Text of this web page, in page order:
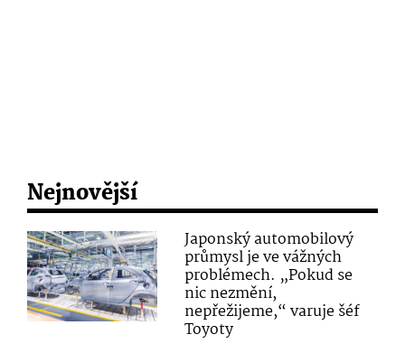
Nejnovější
Japonský automobilový
průmysl je ve vážných
problémech. „Pokud se
nic nezmění,
nepřežijeme,“ varuje šéf
Toyoty